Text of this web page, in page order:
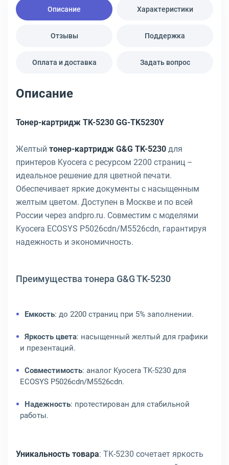
Описание Характеристики
Отзывы Поддержка
Оплата и доставка Задать вопрос
Описание
Тонер-картридж TK-5230 GG-TK5230Y
Желтый тонер-картридж G&G TK-5230 для
принтеров Kyocera с ресурсом 2200 страниц –
идеальное решение для цветной печати.
Обеспечивает яркие документы с насыщенным
желтым цветом. Доступен в Москве и по всей
России через andpro.ru. Совместим с моделями
Kyocera ECOSYS P5026cdn/M5526cdn, гарантируя
надежность и экономичность.
Преимущества тонера G&G TK-5230
Емкость: до 2200 страниц при 5% заполнении.
Яркость цвета: насыщенный желтый для графики
и презентаций.
Совместимость: аналог Kyocera TK-5230 для
ECOSYS P5026cdn/M5526cdn.
Надежность: протестирован для стабильной
работы.
Уникальность товара: TK-5230 сочетает яркость